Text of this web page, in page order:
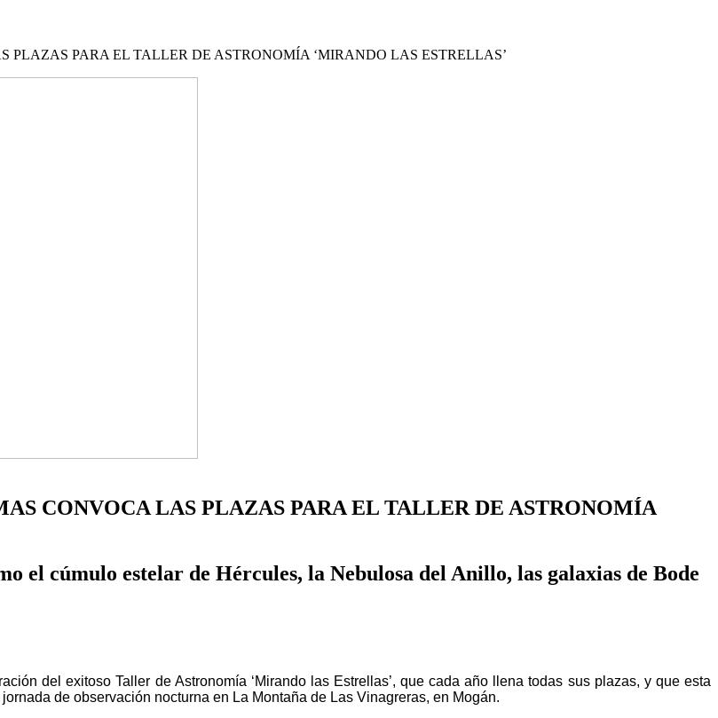
PARA EL TALLER DE ASTRONOMÍA ‘MIRANDO LAS ESTRELLAS’
CONVOCA LAS PLAZAS PARA EL TALLER DE ASTRONOMÍA
el cúmulo estelar de Hércules, la Nebulosa del Anillo, las galaxias de Bode
del exitoso Taller de Astronomía ‘Mirando las Estrellas’, que cada año llena todas sus plazas, y que esta
de observación nocturna en La Montaña de Las Vinagreras, en Mogán.